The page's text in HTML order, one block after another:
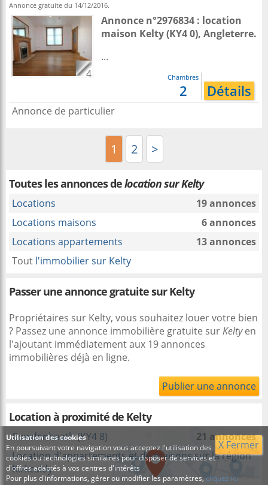
Annonce gratuite du 14/12/2016.
4
Annonce n°2976834 : location
maison Kelty(KY4 0), Angleterre.
...
Chambres
2 Détails
Annonce de particulier
1 2 >
Toutes les annonces delocation sur Kelty
Locations
19 annonces
Locations maisons
6 annonces
Locations appartements
13 annonces
Tout l'immobilier sur Kelty
Passer une annonce gratuite sur Kelty
Propriétaires sur Kelty, vous souhaitez louer votre bien
? Passez une annonce immobilière gratuite surKeltyen
l'ajoutant immédiatement aux 19 annonces
immobilières déjà en ligne.
Publier une annonce
Location à proximitéde Kelty
Cowdenbeath (KY4 8)
21 annonces
Location d'appartements et de maisons sur la région
Kirkcaldy
X Fermer
Utilisation des cookies
En poursuivant votre navigation vous acceptez l'utilisation des
cookies ou technologies similaires pour disposer de services et
d'offres adaptés à vos centres d'intérêts
Pour plus d'informations, gérer ou modifier les paramètres, cliquez ici